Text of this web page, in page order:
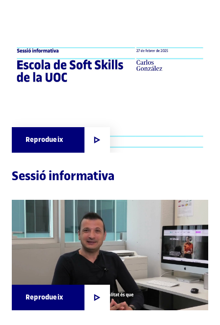
Reprodueix
Sessió informativa
Reprodueix